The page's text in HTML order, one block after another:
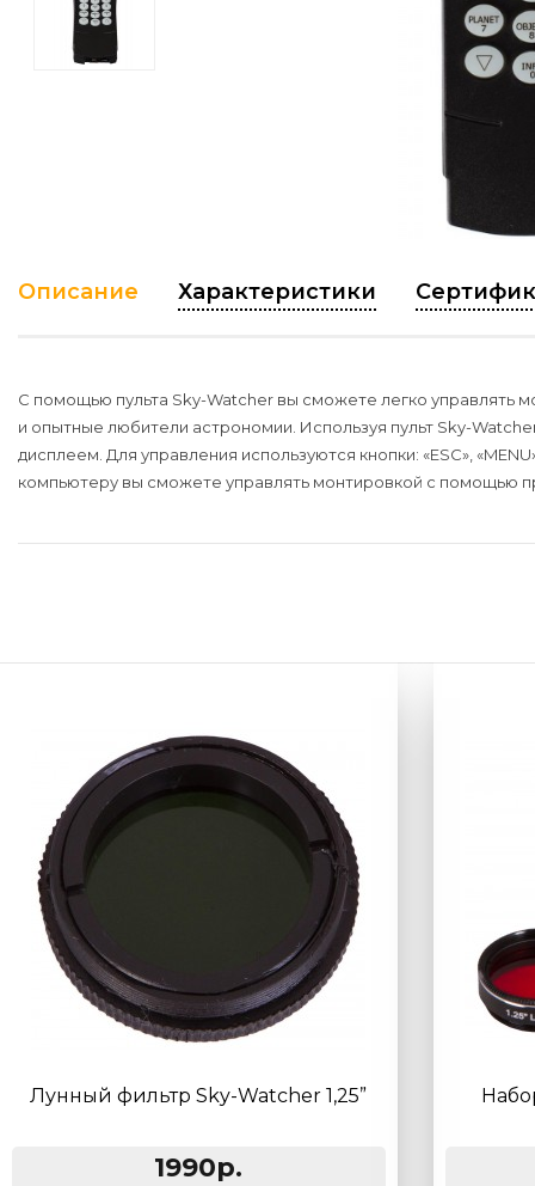
Описание Характеристики
С помощью пульта Sky-Watcher вы сможете легко управлять
и опытные любители астрономии. Используя пульт Sky-
дисплеем. Для управления используются кнопки: «ESC»,
компьютеру вы сможете управлять монтировкой с помощью
Лунный фильтр Sky-Watcher 1,25”
1990р.